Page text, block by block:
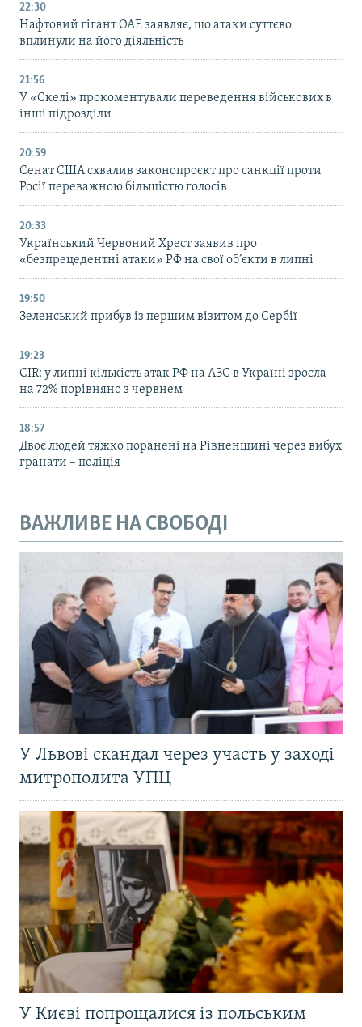
22:30
Нафтовий гігант ОАЕ заявляє, що атаки суттєво
вплинули на його діяльність
21:56
У «Скелі» прокоментували переведення військових в
інші підрозділи
20:59
Cенат США схвалив законопроєкт про санкції проти
Росії переважною більшістю голосів
20:33
Український Червоний Хрест заявив про
«безпрецедентні атаки» РФ на свої об’єкти в липні
19:50
Зеленський прибув із першим візитом до Сербії
19:23
CIR: у липні кількість атак РФ на АЗС в Україні зросла
на 72% порівняно з червнем
18:57
Двоє людей тяжко поранені на Рівненщині через вибух
гранати – поліція
ВАЖЛИВЕ НА СВОБОДІ
У Львові скандал через участь у заході
митрополита УПЦ
У Києві попрощалися із польським